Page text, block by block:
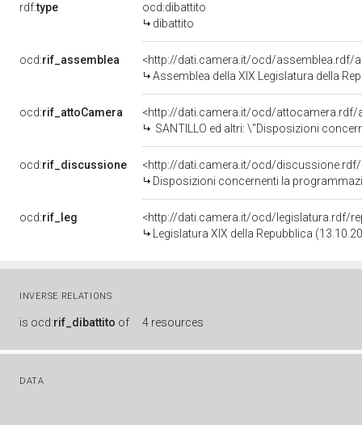
rdf:type
ocd:dibattito
dibattito
ocd:rif_assemblea
<http://dati.camera.it/ocd/assemblea.rdf/
Assemblea della XIX Legislatura della
ocd:rif_attoCamera
<http://dati.camera.it/ocd/attocamera.rdf/
SANTILLO ed altri: \"Disposizioni concernenti la programmazione dell&rsquo;edilizia residenziale pubblica, le agevolazioni
ocd:rif_discussione
<http://dati.camera.it/ocd/discussione.rdf/
Disposizioni concernenti la programmazione dell'edilizia residenziale pubblica, le agevolazioni
ocd:rif_leg
<http://dati.camera.it/ocd/legislatura.rdf/
Legislatura XIX della Repubblica
INVERSE RELATIONS
is ocd:rif_dibattito of 4 resources
DATA